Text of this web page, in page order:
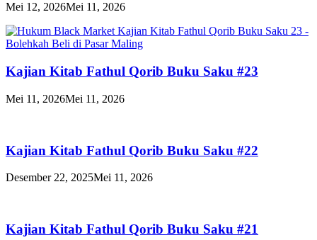
Mei 12, 2026Mei 11, 2026
Kajian Kitab Fathul Qorib Buku Saku #23
Mei 11, 2026Mei 11, 2026
Kajian Kitab Fathul Qorib Buku Saku #22
Desember 22, 2025Mei 11, 2026
Kajian Kitab Fathul Qorib Buku Saku #21